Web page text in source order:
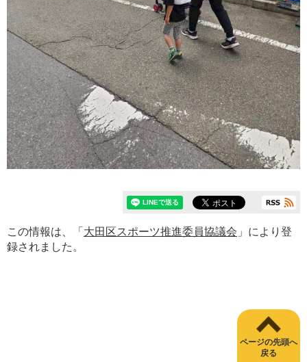
この情報は、「 大田区スポーツ推進委員協議会 」により登
録されました。
ページの先頭へ
戻る